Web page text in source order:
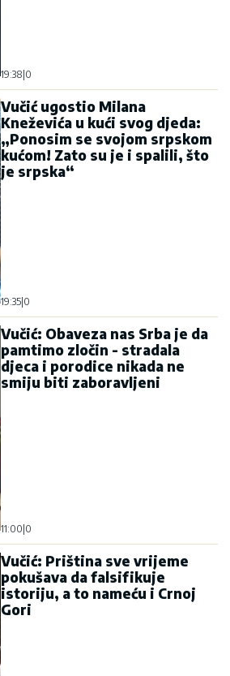
19:38 0
Vučić ugostio Milana
Kneževića u kući svog djeda:
„Ponosim se svojom srpskom
kućom! Zato su je i spalili, što
je srpska“
19:35 0
Vučić: Obaveza nas Srba je da
pamtimo zločin - stradala
djeca i porodice nikada ne
smiju biti zaboravljeni
11:00 0
Vučić: Priština sve vrijeme
pokušava da falsifikuje
istoriju, a to nameću i Crnoj
Gori